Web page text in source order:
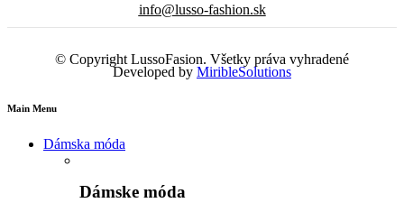
info@lusso-fashion.sk
© Copyright LussoFasion. Všetky práva vyhradené
Developed by MiribleSolutions
Main Menu
Dámska móda
Dámske móda